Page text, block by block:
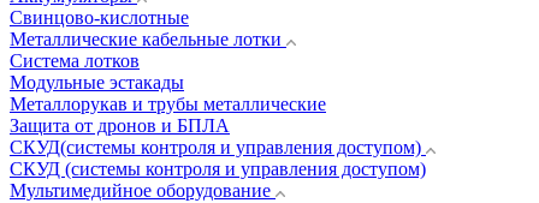
Свинцово-кислотные
Металлические кабельные лотки
Система лотков
Модульные эстакады
Металлорукав и трубы металлические
Защита от дронов и БПЛА
СКУД(системы контроля и управления доступом)
СКУД (системы контроля и управления доступом)
Мультимедийное оборудование